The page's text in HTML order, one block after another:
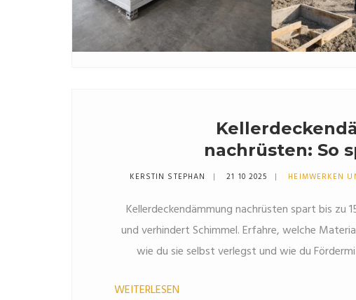
nachrüsten: So
Heizkosten und
KERSTIN STEPHAN 21 10 2025 HEIMWERKEN
Kellerdeckendämmung nachrüsten spart bis zu
und verhindert Schimmel. Erfahre, welche
wie du sie selbst verlegst und wie du
WEITERLESEN